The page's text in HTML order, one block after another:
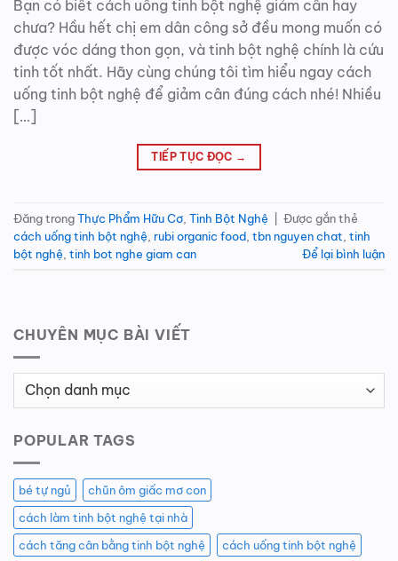
Bạn có biết cách uống tinh bột nghệ giảm cân hay
chưa? Hầu hết chị em dân công sở đều mong muốn có
được vóc dáng thon gọn, và tinh bột nghệ chính là cứu
tinh tốt nhất. Hãy cùng chúng tôi tìm hiểu ngay cách
uống tinh bột nghệ để giảm cân đúng cách nhé! Nhiều
[…]
TIẾP TỤC ĐỌC →
Đăng trongThực Phẩm Hữu Cơ Tinh Bột Nghệ
Được gắn thẻ
cách uống tinh bột nghệ rubi organic food tbn nguyen chat tinh
bột nghệ tinh bot nghe giam can Để lại bình luận
CHUYÊN MỤC BÀI VIẾT
Chuyên
Viết
POPULAR TAGS
bé tự ngủ
chũn ôm giấc mơ con
cách làm tinh bột nghệ tại nhà
cách tăng cân bằng tinh bột nghệ
cách uống tinh bột nghệ